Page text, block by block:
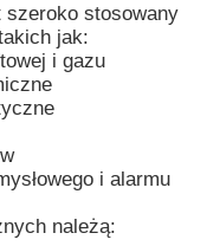
szeroko stosowany
jak:
i gazu
i alarmu
należą: